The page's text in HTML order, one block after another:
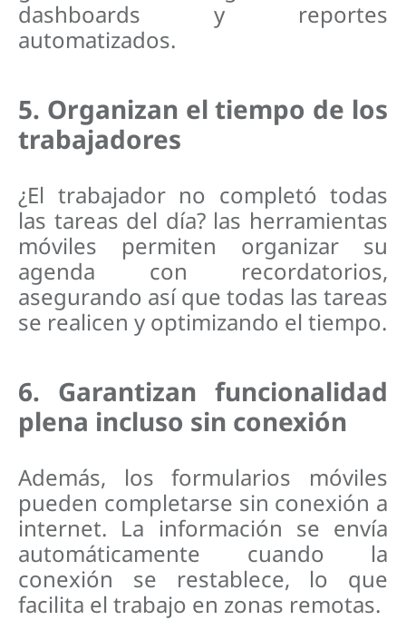
dashboards y reportes
automatizados.
5. Organizan el tiempo de los
trabajadores
¿El trabajador no completó todas
las tareas del día? las herramientas
móviles permiten organizar su
agenda con recordatorios,
asegurando así que todas las tareas
se realicen y optimizando el tiempo.
6. Garantizan funcionalidad
plena incluso sin conexión
Además, los formularios móviles
pueden completarse sin conexión a
internet. La información se envía
automáticamente cuando la
conexión se restablece, lo que
facilita el trabajo en zonas remotas.